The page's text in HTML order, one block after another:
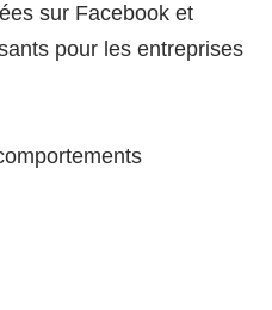
sur Facebook et
pour les entreprises